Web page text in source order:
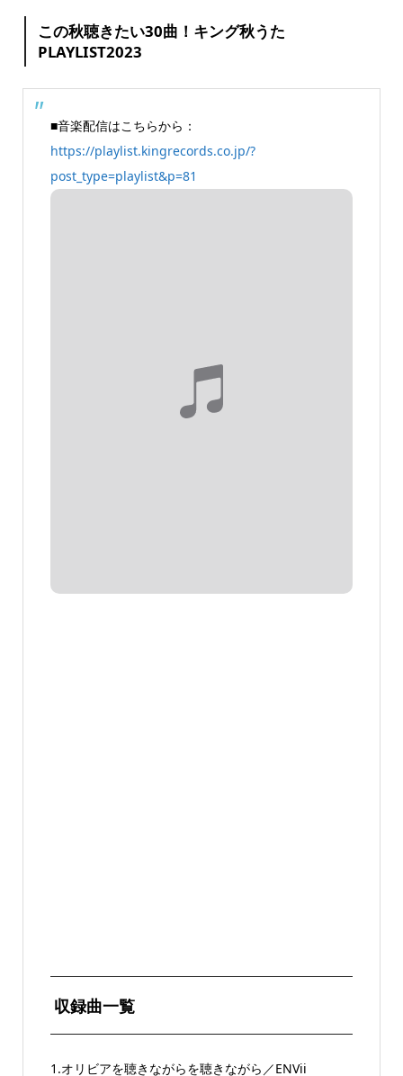
この秋聴きたい30曲！キング秋うた
PLAYLIST2023
■音楽配信はこちらから：
https://playlist.kingrecords.co.jp/?
post_type=playlist&p=81
収録曲一覧
1.オリビアを聴きながらを聴きながら／ENVii